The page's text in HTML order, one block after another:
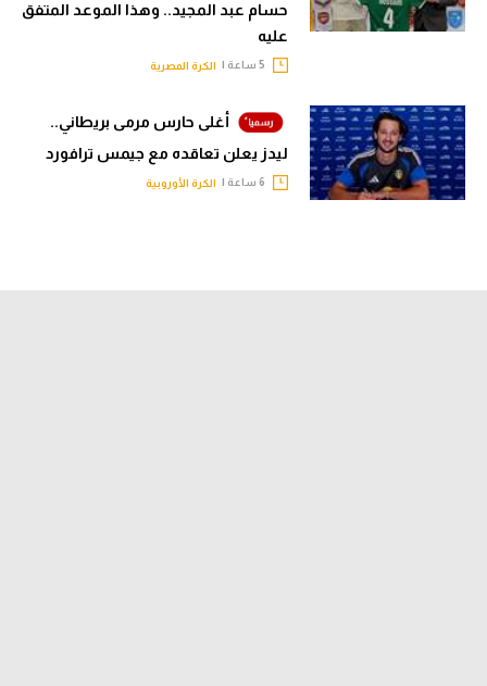
حسام عبد المجيد.. وهذا الموعد المتفق
عليه
الكرة المصرية
أغلى حارس مرمى بريطاني..
ليدز يعلن تعاقده مع جيمس ترافورد
الكرة الأوروبية